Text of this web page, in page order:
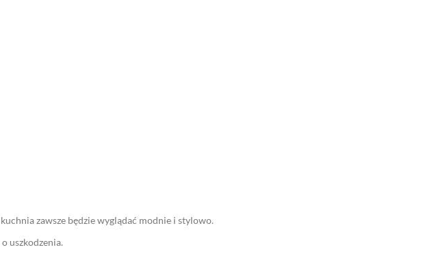
zawsze będzie wyglądać modnie i stylowo.
uszkodzenia.